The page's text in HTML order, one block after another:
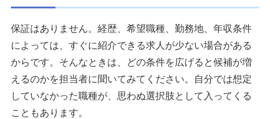
保証はありません。経歴、希望職種、勤務地、年収条件
によっては、すぐに紹介できる求人が少ない場合がある
からです。そんなときは、どの条件を広げると候補が増
えるのかを担当者に聞いてみてください。自分では想定
していなかった職種が、思わぬ選択肢として入ってくる
こともあります。